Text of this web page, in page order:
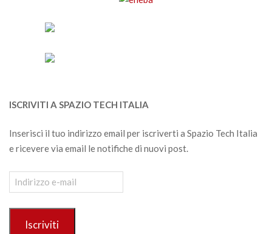
ISCRIVITI A SPAZIO TECH ITALIA
Inserisci il tuo indirizzo email per iscriverti a Spazio Tech Italia
e ricevere via email le notifiche di nuovi post.
Indirizzo
e-
Iscriviti